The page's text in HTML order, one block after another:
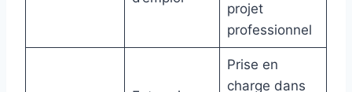
projet
professionnel
Prise en
charge dans